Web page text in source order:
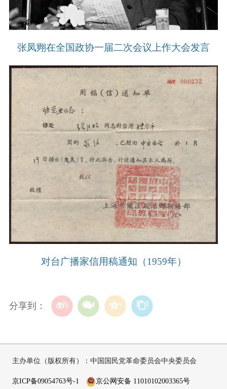
张凤翙在全国政协一届二次会议上作大会发言
对台广播家信用稿通知（1959年）
分享到：
主办单位（版权所有）：中国国民党革命委员会中央委员会
京ICP备09054763号-1 京公网安备 11010102003365号